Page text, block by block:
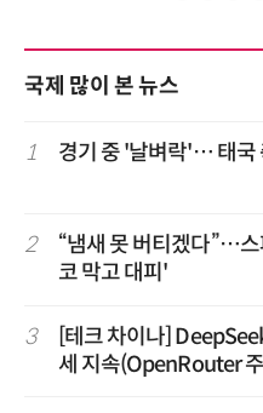
국제 많이 본 뉴스
1 경기 중 '날벼락'… 태국
2
“냄새 못 버티겠다”…
코 막고 대피'
3
[테크 차이나]
세 지속(OpenRouter